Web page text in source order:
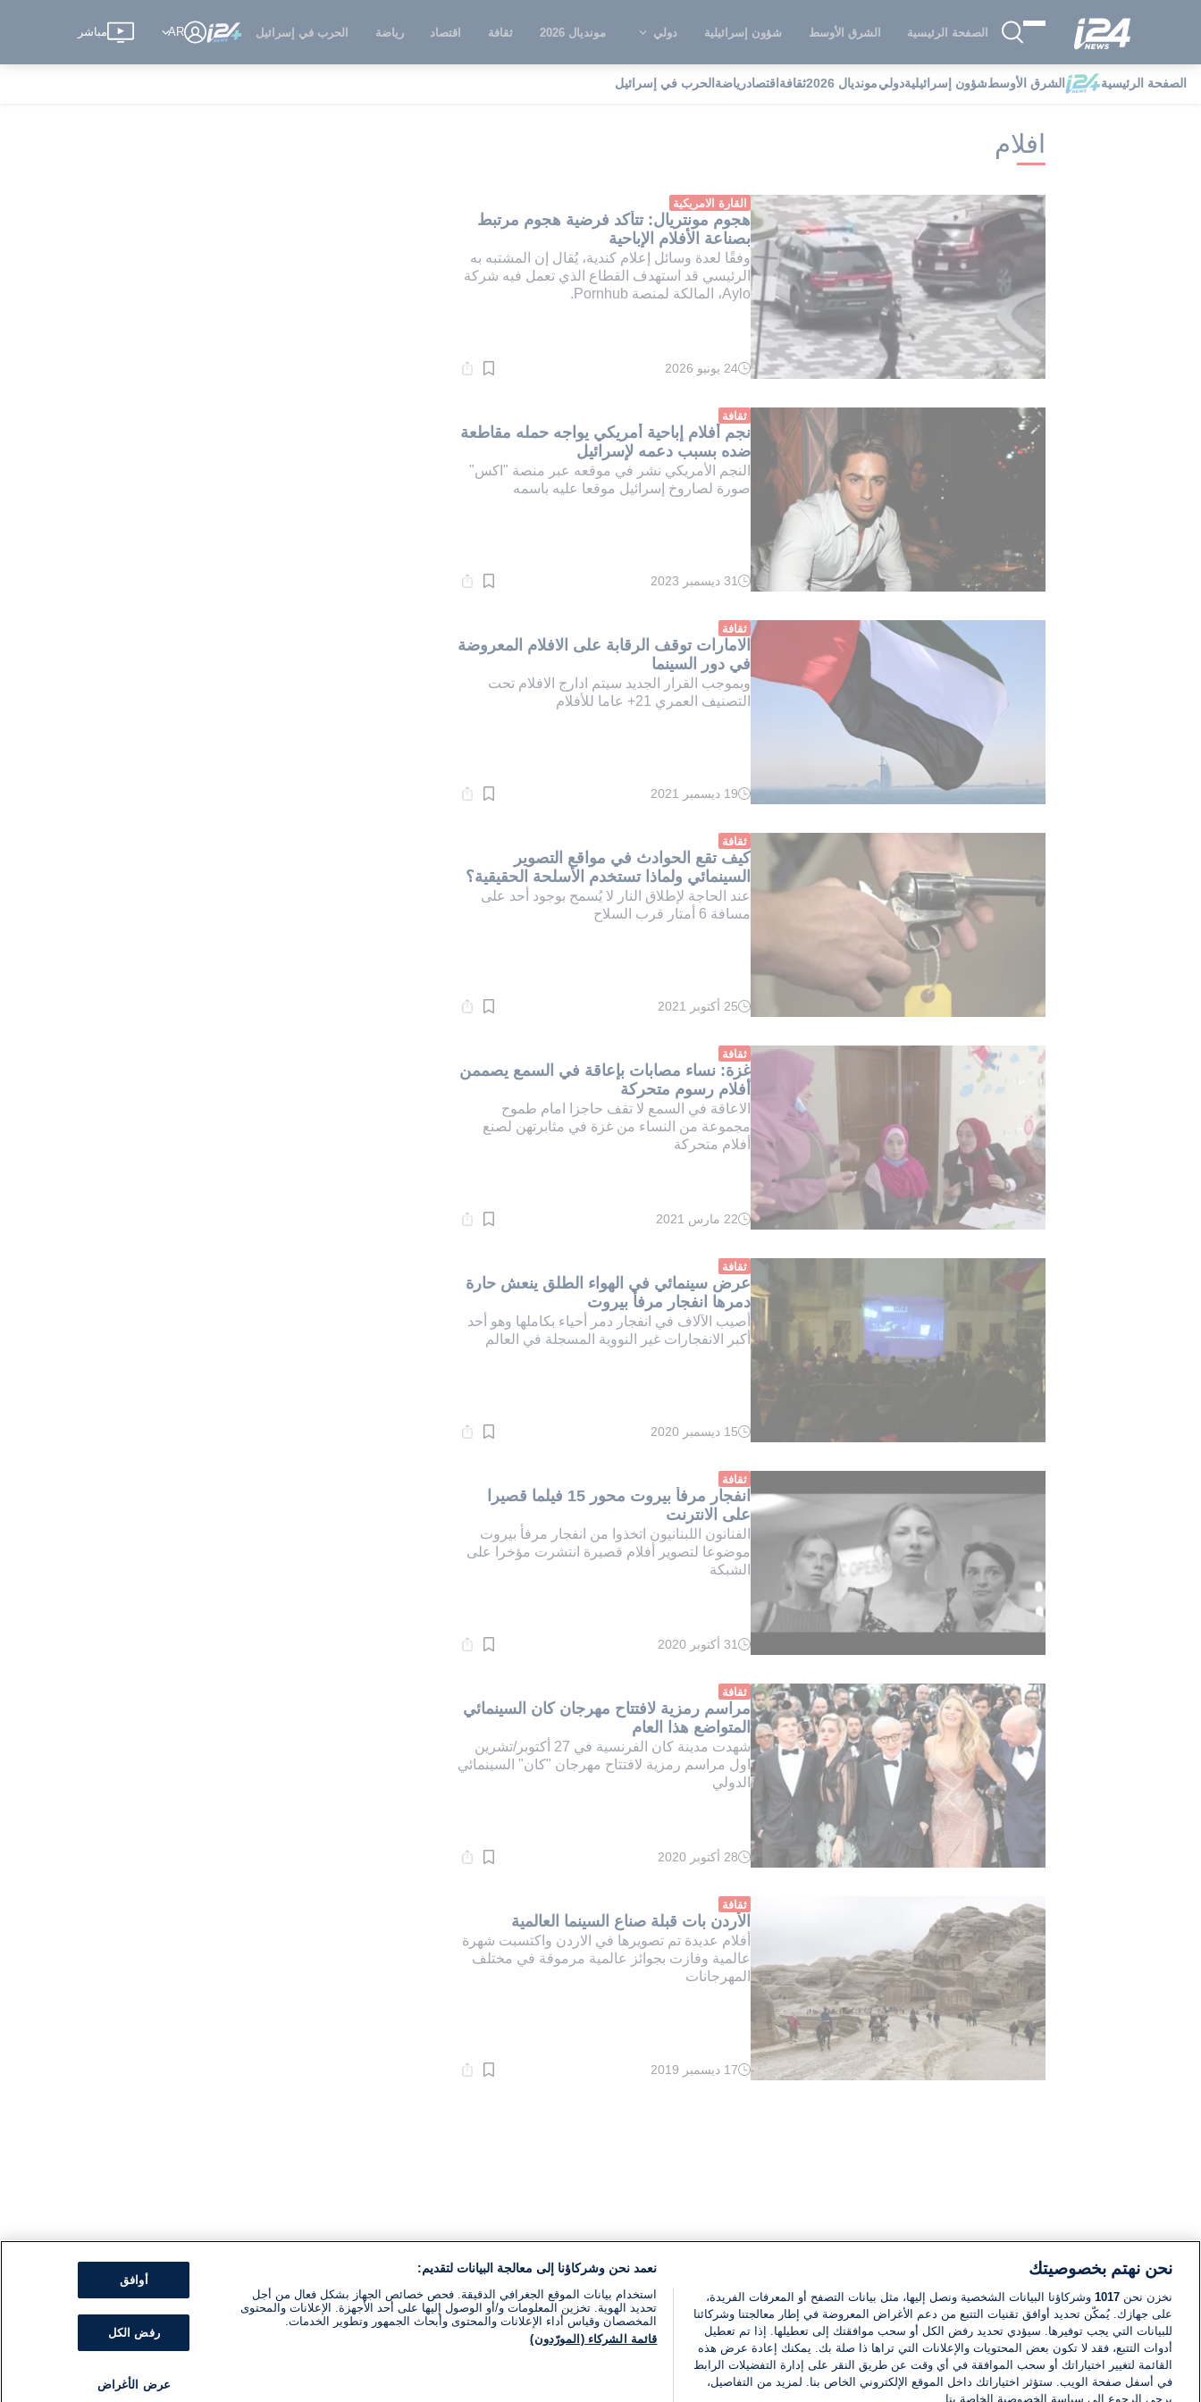
الصفحة الرئيسية الشرق الأوسط شؤون إسرائيلية دولي مونديال 2026 ثقافة اقتصاد رياضة الحرب في إسرائيل AR مباشر
الصفحة الرئيسية الشرق الأوسطشؤون إسرائيليةدوليمونديال 2026 ثقافة اقتصادرياضة الحرب في إسرائيل i24NEWS i24NEWS فهرس علامات افلام
افلام
القارة الامريكية
هجوم مونتريال: تتأكد فرضية هجوم مرتبط
بصناعة الأفلام الإباحية
وفقًا لعدة وسائل إعلام كندية، يُقال إن المشتبه به
الرئيسي قد استهدف القطاع الذي تعمل فيه شركة
Aylo، المالكة لمنصة Pornhub.
وقت
دقيقة.
24 يونيو 2026
ثقافة
نجم أفلام إباحية أمريكي يواجه حمله مقاطعة
ضده بسبب دعمه لإسرائيل
النجم الأمريكي نشر في موقعه عبر منصة "اكس"
صورة لصاروخ إسرائيل موقعا عليه باسمه
وقت
دقيقة.
31 ديسمبر 2023
ثقافة
الامارات توقف الرقابة على الافلام المعروضة
في دور السينما
وبموجب القرار الجديد سيتم ادارج الافلام تحت
التصنيف العمري 21+ عاما للأفلام
وقت
دقيقة.
19 ديسمبر 2021
ثقافة
كيف تقع الحوادث في مواقع التصوير
السينمائي ولماذا تستخدم الأسلحة الحقيقية؟
عند الحاجة لإطلاق النار لا يُسمح بوجود أحد على
مسافة 6 أمتار قرب السلاح
وقت
دقيقة.
25 أكتوبر 2021
ثقافة
غزة: نساء مصابات بإعاقة في السمع يصممن
أفلام رسوم متحركة
الاعاقة في السمع لا تقف حاجزا امام طموح
مجموعة من النساء من غزة في مثابرتهن لصنع
أفلام متحركة
وقت
دقيقة.
22 مارس 2021
ثقافة
عرض سينمائي في الهواء الطلق ينعش حارة
دمرها انفجار مرفأ بيروت
أصيب الآلاف في انفجار دمر أحياء بكاملها وهو أحد
أكبر الانفجارات غير النووية المسجلة في العالم
وقت
دقيقة.
15 ديسمبر 2020
ثقافة
انفجار مرفأ بيروت محور 15 فيلما قصيرا
على الانترنت
الفنانون اللبنانيون اتخذوا من انفجار مرفأ بيروت
موضوعا لتصوير أفلام قصيرة انتشرت مؤخرا على
الشبكة
وقت
دقيقة.
31 أكتوبر 2020
ثقافة
مراسم رمزية لافتتاح مهرجان كان السينمائي
المتواضع هذا العام
شهدت مدينة كان الفرنسية في 27 أكتوبر/تشرين
اول مراسم رمزية لافتتاح مهرجان "كان" السينمائي
الدولي
وقت
دقيقة.
28 أكتوبر 2020
ثقافة
الأردن بات قبلة صناع السينما العالمية
أفلام عديدة تم تصويرها في الاردن واكتسبت شهرة
عالمية وفازت بجوائز عالمية مرموقة في مختلف
المهرجانات
وقت
17 ديسمبر 2019
نحن نهتم بخصوصيتك
نخزن نحن 1017 وشركاؤنا البيانات الشخصية ونصل إليها، مثل بيانات التصفح أو المعرفات الفريدة،
على جهازك. يُمكّن تحديد أوافق تقنيات التتبع من دعم الأغراض المعروضة في إطار معالجتنا وشركائنا
للبيانات التي يجب توفيرها. سيؤدي تحديد رفض الكل أو سحب موافقتك إلى تعطيلها. إذا تم تعطيل
أدوات التتبع، فقد لا تكون بعض المحتويات والإعلانات التي تراها ذا صلة بك. يمكنك إعادة عرض هذه
القائمة لتغيير اختياراتك أو سحب الموافقة في أي وقت عن طريق النقر على إدارة التفضيلات الرابط
في أسفل صفحة الويب. ستؤثر اختياراتك داخل الموقع الإلكتروني الخاص بنا. لمزيد من التفاصيل،
يرجى الرجوع إلى سياسة الخصوصية الخاصة بنا.
نعمد نحن وشركاؤنا إلى معالجة البيانات لتقديم:
استخدام بيانات الموقع الجغرافي الدقيقة. فحص خصائص الجهاز بشكل فعال من أجل
تحديد الهوية. تخزين المعلومات و/أو الوصول إليها على أحد الأجهزة. الإعلانات والمحتوى
المخصصان وقياس أداء الإعلانات والمحتوى وأبحاث الجمهور وتطوير الخدمات.
قائمة الشركاء (المورّدون)
أوافق
رفض الكل
عرض الأغراض